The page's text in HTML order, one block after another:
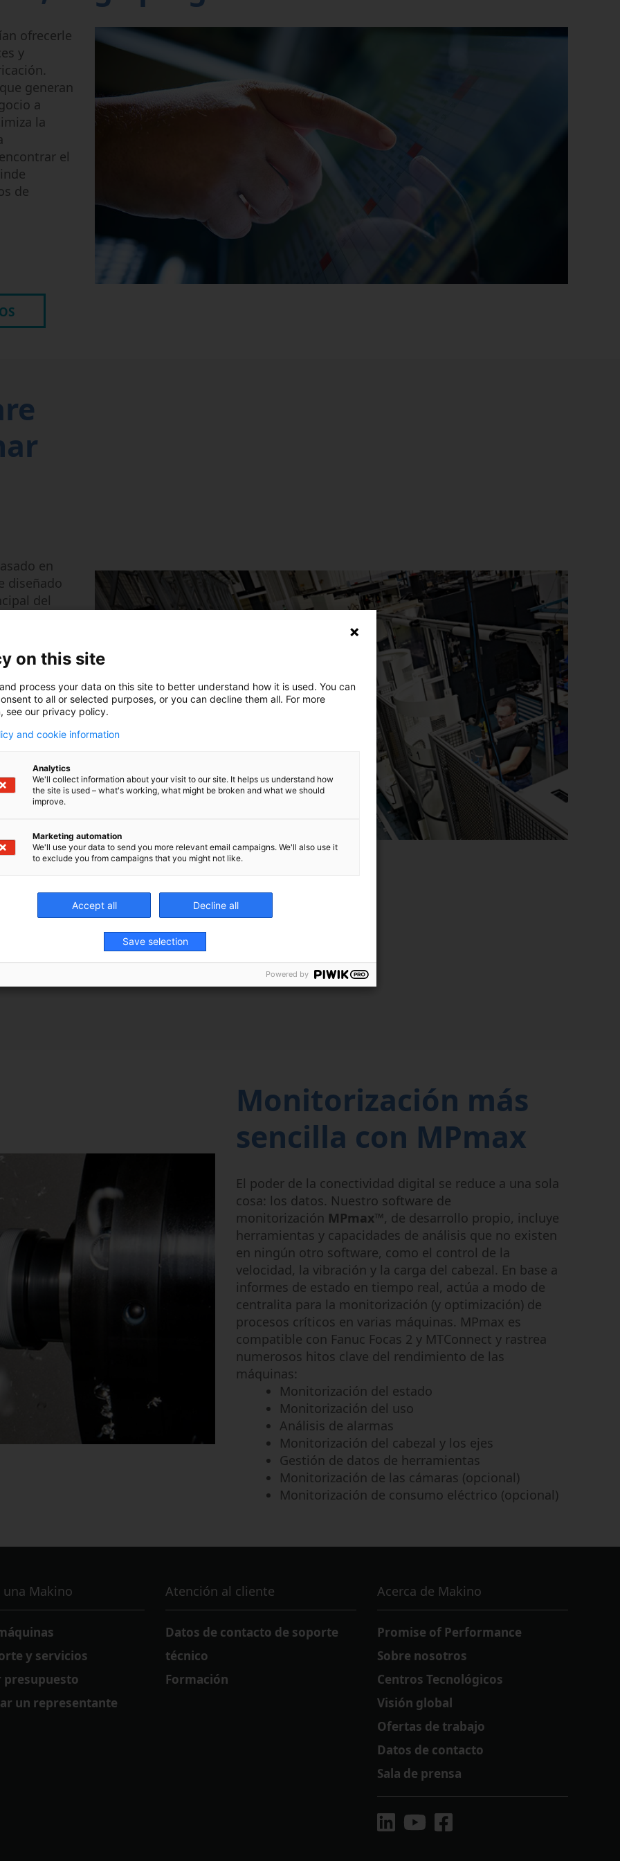
ofrecerle
y
generan
a
la
el
de
en
diseñado
del
de
las
una
cuánto
programa
necesitan
de
para la
a un
registro
el
interacción
Monitorización más
sencilla con MPmax
El poder de la conectividad digital se reduce a una sola
cosa: los datos. Nuestro software de
monitorización MPmax™, de desarrollo propio, incluye
herramientas y capacidades de análisis que no existen
en ningún otro software, como el control de la
velocidad, la vibración y la carga del cabezal. En base a
informes de estado en tiempo real, actúa a modo de
centralita para la monitorización (y optimización) de
procesos críticos en varias máquinas. MPmax es
compatible con Fanuc Focas 2 y MTConnect y rastrea
numerosos hitos clave del rendimiento de las
máquinas:
Monitorización del estado
Monitorización del uso
Análisis de alarmas
Monitorización del cabezal y los ejes
Gestión de datos de herramientas
Monitorización de las cámaras (opcional)
Monitorización de consumo eléctrico (opcional)
una Makino
y servicios
presupuesto
un representante
Atención al cliente
Datos de contacto de soporte
técnico
Formación
Acerca de Makino
Promise of Performance
Sobre nosotros
Centros Tecnológicos
Visión global
Ofertas de trabajo
Datos de contacto
Sala de prensa
on this site
process your data on this site to better understand how it is used. You can
to all or selected purposes, or you can decline them all. For more
see our privacy policy.
and cookie information
Analytics
We'll collect information about your visit to our site. It helps us understand how
the site is used – what's working, what might be broken and what we should
improve.
Marketing automation
We'll use your data to send you more relevant email campaigns. We'll also use it
to exclude you from campaigns that you might not like.
Accept all Decline all
Save selection
Powered by